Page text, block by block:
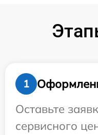
1
Оставьте
сервисного